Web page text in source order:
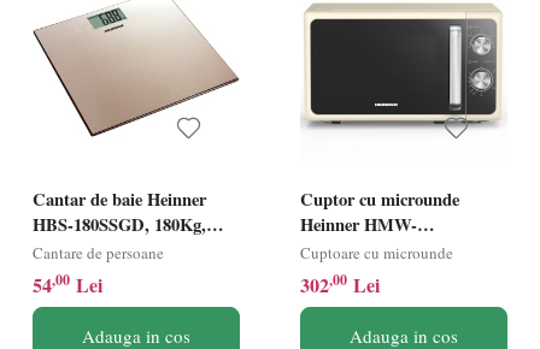
Cantar de baie Heinner
HBS-180SSGD, 180Kg,
Platforma din inox,
30x30cm, Display LCD,
Auriu
Cantare de persoane
54,00 Lei
Adauga in cos
Cuptor cu microunde
Heinner HMW-
MD20MRCR, Putere
800W, Capacitate 20L, 5
trepte de putere, Control
mecanic, Crem
Cuptoare cu microunde
302,00 Lei
Adauga in cos